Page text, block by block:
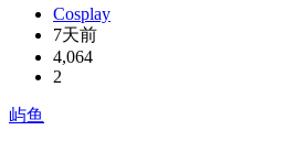
Cosplay
7天前
4,064
2
屿鱼